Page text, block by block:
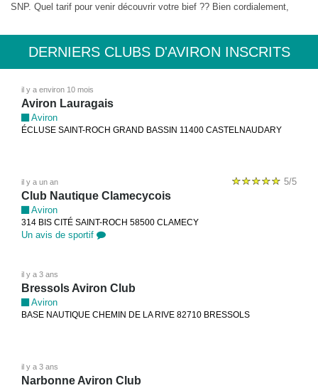
SNP. Quel tarif pour venir découvrir votre bief ?? Bien cordialement,
DERNIERS CLUBS D'AVIRON INSCRITS
il y a environ 10 mois
Aviron Lauragais
Aviron
ÉCLUSE SAINT-ROCH GRAND BASSIN 11400 CASTELNAUDARY
il y a un an 5/5
Club Nautique Clamecycois
Aviron
314 BIS CITÉ SAINT-ROCH 58500 CLAMECY
Un avis de sportif
il y a 3 ans
Bressols Aviron Club
Aviron
BASE NAUTIQUE CHEMIN DE LA RIVE 82710 BRESSOLS
il y a 3 ans
Narbonne Aviron Club